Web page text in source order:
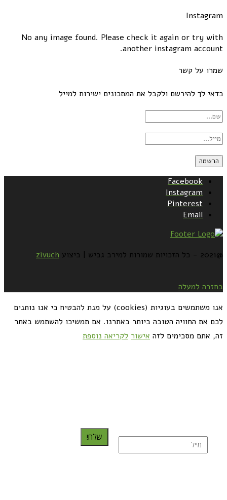
Instagram
No any image found. Please check it again or try with
another instagram account.
שמרו על קשר
כדאי לך להירשם ולקבל את המתכונים ישירות למייל
Facebook
Instagram
Pinterest
Email
@2021 - כל הזכויות שמורות למירב גביש | ביצוע zivuch
בחזרה למעלה
אנו משתמשים בעוגיות (cookies) על מנת להבטיח כי אנו נותנים
לכם את החוויה הטובה ביותר באתרנו. אם תמשיכו להשתמש באתר
זה, אתם מסכימים לזה אישור לקריאה נוספת
שלח!